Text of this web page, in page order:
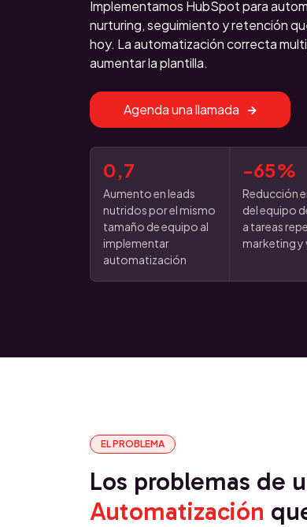
Implementamos HubSpot para
nurturing, seguimiento y retención
hoy. La automatización correcta
aumentar la plantilla.
Agenda una llamada
0,7
Aumento en leads
nutridos por el mismo
tamaño de equipo al
implementar
automatización
-65%
Reducción
del equipo
a tareas
marketing y
EL PROBLEMA
Los problemas de
Automatización